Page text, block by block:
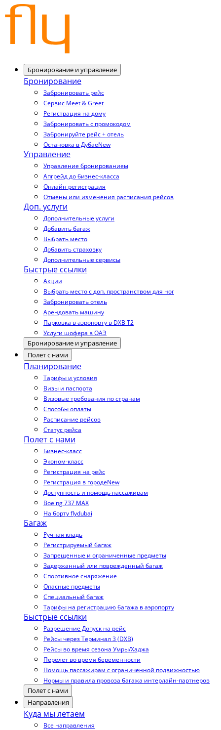
Бронирование и управление
Бронирование
Забронировать рейс
Сервис Meet & Greet
Регистрация на дому
Забронировать с промокодом
Забронируйте рейс + отель
Остановка в ДубаеNew
Управление
Управление бронированием
Апгрейд до бизнес-класса
Онлайн регистрация
Отмены или изменения расписания рейсов
Доп. услуги
Дополнительные услуги
Добавить багаж
Выбрать место
Добавить страховку
Дополнительные сервисы
Быстрые ссылки
Акции
Выбрать место с доп. пространством для ног
Забронировать отель
Арендовать машину
Парковка в аэропорту в DXB T2
Услуги шофера в ОАЭ
Бронирование и управление
Полет с нами
Планирование
Тарифы и условия
Визы и паспорта
Визовые требования по странам
Способы оплаты
Расписание рейсов
Статус рейса
Полет с нами
Бизнес-класс
Эконом-класс
Регистрация на рейс
Регистрация в городеNew
Доступность и помощь пассажирам
Boeing 737 MAX
На борту flydubai
Багаж
Ручная кладь
Регистрируемый багаж
Запрещенные и ограниченные предметы
Задержанный или поврежденный багаж
Спортивное снаряжение
Опасные предметы
Специальный багаж
Тарифы на регистрацию багажа в аэропорту
Быстрые ссылки
Разрешение Допуск на рейс
Рейсы через Терминал 3 (DXB)
Рейсы во время сезона Умры/Хаджа
Перелет во время беременности
Помощь пассажирам с ограниченной подвижностью
Нормы и правила провоза багажа интерлайн-партнеров
Полет с нами
Направления
Куда мы летаем
Все направления